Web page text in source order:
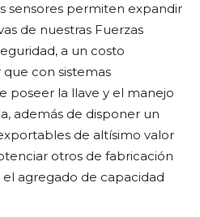
sensores permiten expandir
de nuestras Fuerzas
a un costo
con sistemas
poseer la llave y el manejo
además de disponer un
de altísimo valor
otros de fabricación
agregado de capacidad